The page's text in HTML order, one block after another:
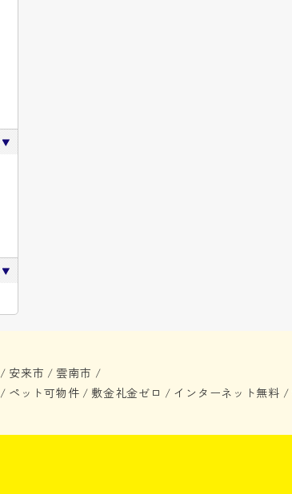
/ 安来市 / 雲南市 /
/ ペット可物件 / 敷金礼金ゼロ / インターネット無料 /